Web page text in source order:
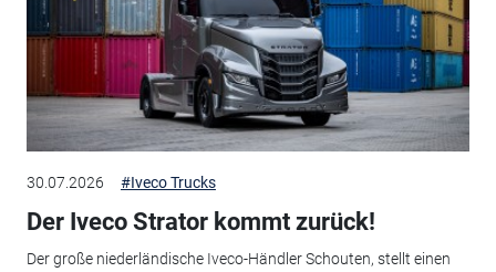
30.07.2026 #Iveco Trucks
Der Iveco Strator kommt zurück!
Der große niederländische Iveco-Händler Schouten, stellt einen